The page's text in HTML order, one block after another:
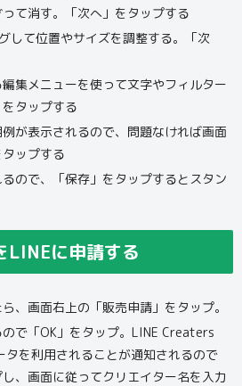
て消す。「次へ」をタップする
して位置やサイズを調整する。「次
集メニューを使って文字やフィルター
タップする
が表示されるので、問題なければ画面
ップする
ので、「保存」をタップするとスタン
LINEに申請する
、画面右上の「販売申請」をタップ。
で「OK」をタップ。LINE Creaters
を利用されることが通知されるので
し、画面に従ってクリエイター名を入力